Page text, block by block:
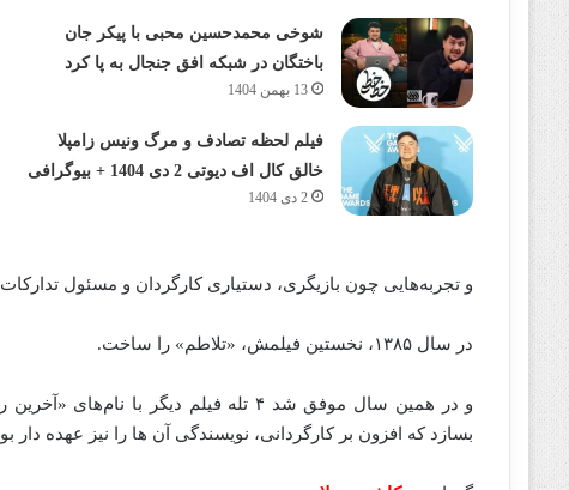
شوخی محمدحسین محبی با پیکر جان
باختگان در شبکه افق جنجال به پا کرد
13 بهمن 1404
فیلم لحظه تصادف و مرگ ونیس زامپلا
خالق کال اف دیوتی 2 دی 1404 + بیوگرافی
2 دی 1404
و تجربه‌هایی چون بازیگری، دستیاری کارگردان و مسئول تدارکات
در سال ۱۳۸۵، نخستین فیلمش، «تلاطم» را ساخت.
و در همین سال موفق شد ۴ تله‌ فیلم
بسازد که افزون‌ بر کارگردانی، نویسندگی آن‌ ها را نیز عهده‌ دار